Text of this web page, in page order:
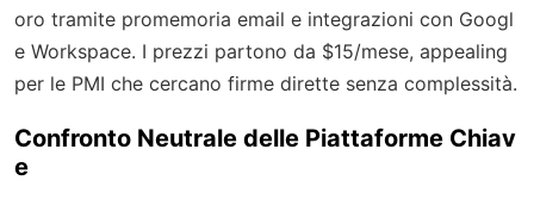
oro tramite promemoria email e integrazioni con Googl
e Workspace. I prezzi partono da $15/mese, appealing
per le PMI che cercano firme dirette senza complessità.
Confronto Neutrale delle Piattaforme Chiav
e